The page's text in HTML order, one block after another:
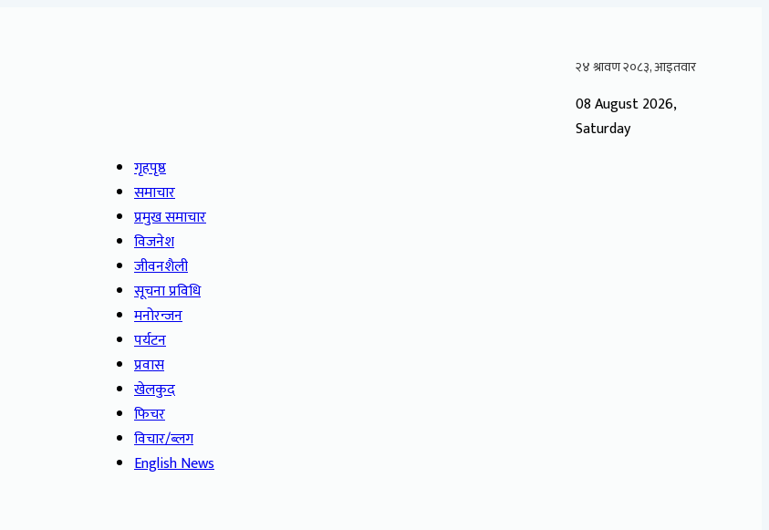
08 August 2026,
Saturday
गृहपृष्ठ
समाचार
प्रमुख समाचार
विजनेश
जीवनशैली
सूचना प्रविधि
मनोरन्जन
पर्यटन
प्रवास
खेलकुद
फिचर
विचार/ब्लग
English News